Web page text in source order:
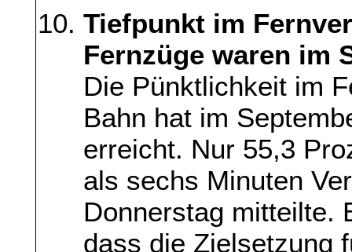
Tiefpunkt im
Fernzüge waren im
Die Pünktlichkeit im
Bahn hat im
erreicht. Nur 55,3
als sechs Minuten
Donnerstag mitteilte.
dass die Zielsetzung